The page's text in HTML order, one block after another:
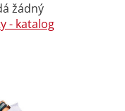
žádný
- katalog